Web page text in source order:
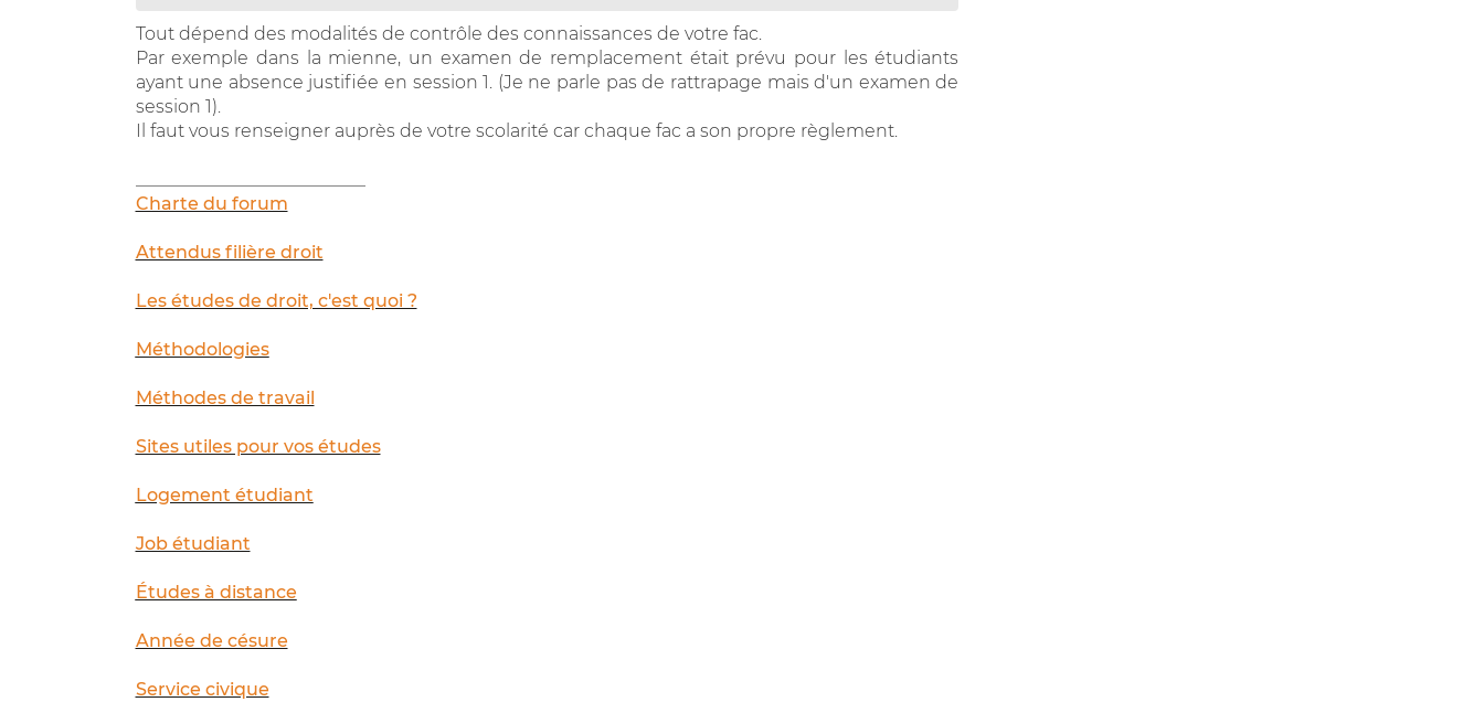
Tout dépend des modalités de contrôle des connaissances de votre fac.
Par exemple dans la mienne, un examen de remplacement était prévu pour les étudiants
ayant une absence justifiée en session 1. (Je ne parle pas de rattrapage mais d'un examen de
session 1).
Il faut vous renseigner auprès de votre scolarité car chaque fac a son propre règlement.
Charte du forum
Attendus filière droit
Les études de droit, c'est quoi ?
Méthodologies
Méthodes de travail
Sites utiles pour vos études
Logement étudiant
Job étudiant
Études à distance
Année de césure
Service civique